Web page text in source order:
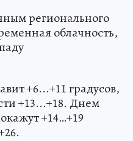
регионального
облачность,
+6...+11 градусов,
+13...+18. Днем
+14…+19